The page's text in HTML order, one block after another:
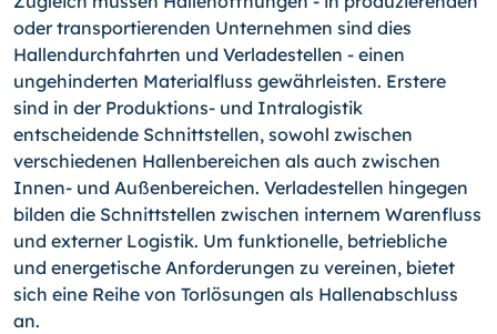
oder transportierenden Unternehmen sind dies
Hallendurchfahrten und Verladestellen - einen
ungehinderten Materialfluss gewährleisten. Erstere
sind in der Produktions- und Intralogistik
entscheidende Schnittstellen, sowohl zwischen
verschiedenen Hallenbereichen als auch zwischen
Innen- und Außenbereichen. Verladestellen hingegen
bilden die Schnittstellen zwischen internem Warenfluss
und externer Logistik. Um funktionelle, betriebliche
und energetische Anforderungen zu vereinen, bietet
sich eine Reihe von Torlösungen als Hallenabschluss
an.